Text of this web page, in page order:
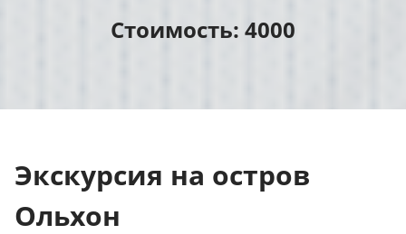
Стоимость: 4000
Экскурсия на остров
Ольхон